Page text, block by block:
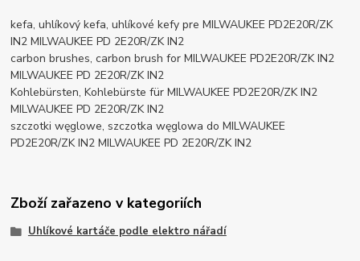
kefa, uhlíkový kefa, uhlíkové kefy pre MILWAUKEE PD2E20R/ZK
IN2 MILWAUKEE PD 2E20R/ZK IN2
carbon brushes, carbon brush for MILWAUKEE PD2E20R/ZK IN2
MILWAUKEE PD 2E20R/ZK IN2
Kohlebürsten, Kohlebürste für MILWAUKEE PD2E20R/ZK IN2
MILWAUKEE PD 2E20R/ZK IN2
szczotki węglowe, szczotka węglowa do MILWAUKEE
PD2E20R/ZK IN2 MILWAUKEE PD 2E20R/ZK IN2
Zboží zařazeno v kategoriích
Uhlíkové kartáče podle elektro nářadí